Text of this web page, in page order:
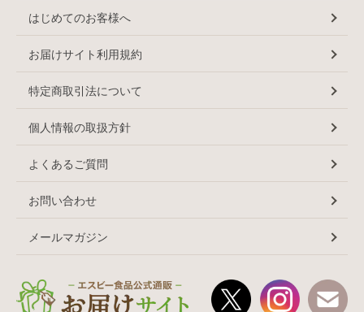
はじめてのお客様へ
お届けサイト利用規約
特定商取引法について
個人情報の取扱方針
よくあるご質問
お問い合わせ
メールマガジン